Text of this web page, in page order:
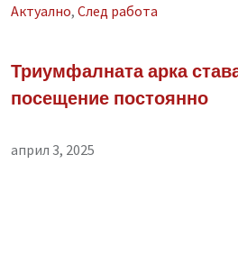
Aктуално, След работа
Триумфалната арка
посещение постоянно
април 3, 2025